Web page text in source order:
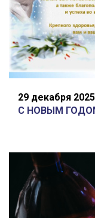
29 декабря 2025
С НОВЫМ